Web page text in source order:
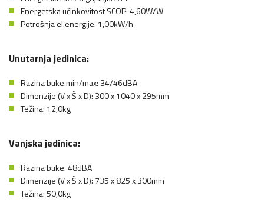
Energetska učinkovitost SCOP: 4,60W/W
Potrošnja el.energije: 1,00kW/h
Unutarnja jedinica:
Razina buke min/max: 34/46dBA
Dimenzije (V x Š x D): 300 x 1040 x 295mm
Težina: 12,0kg
Vanjska jedinica:
Razina buke: 48dBA
Dimenzije (V x Š x D): 735 x 825 x 300mm
Težina: 50,0kg